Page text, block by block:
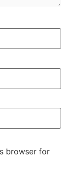
browser for